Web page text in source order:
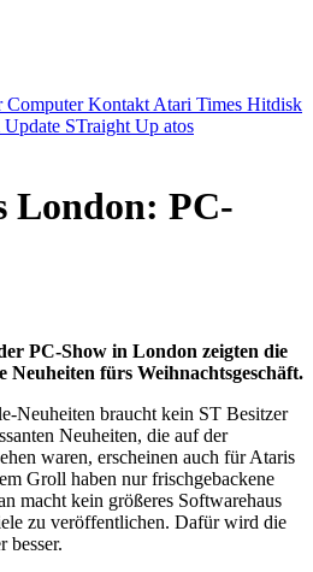
Computer Kontakt Atari Times Hitdisk
STraight Up atos
London: PC-
PC-Show in London zeigten die
Neuheiten fürs Weihnachtsgeschäft.
Neuheiten braucht kein ST Besitzer
Neuheiten, die auf der
waren, erscheinen auch für Ataris
Groll haben nur frischgebackene
macht kein größeres Softwarehaus
zu veröffentlichen. Dafür wird die
besser.